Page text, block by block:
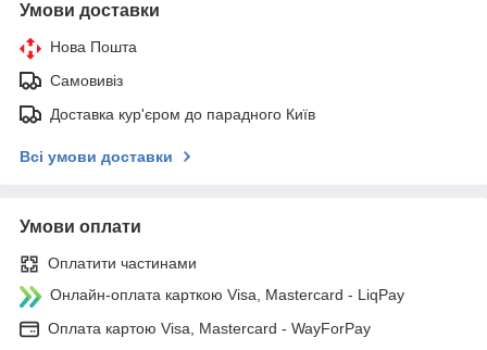
Умови доставки
Нова Пошта
Самовивіз
Доставка кур'єром до парадного Київ
Всі умови доставки
Умови оплати
Оплатити частинами
Онлайн-оплата карткою Visa, Mastercard - LiqPay
Оплата картою Visa, Mastercard - WayForPay